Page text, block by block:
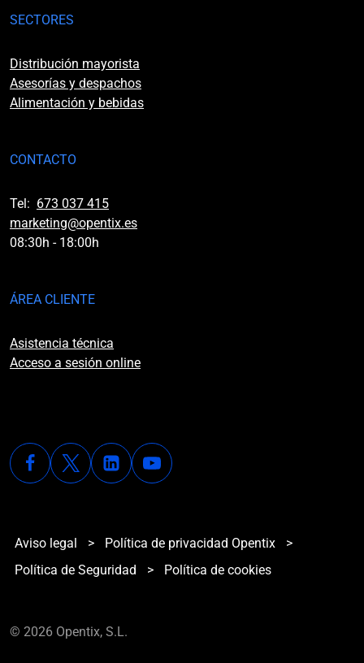
SECTORES
Distribución mayorista
Asesorías y despachos
Alimentación y bebidas
CONTACTO
Tel: 673 037 415
marketing@opentix.es
08:30h - 18:00h
ÁREA CLIENTE
Asistencia técnica
Acceso a sesión online
Aviso legal > Política de privacidad Opentix
>
Política de Seguridad
> Política de cookies
© 2026 Opentix, S.L.